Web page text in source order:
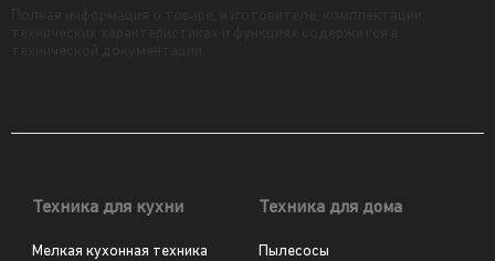
Техника для кухни
Мелкая кухонная техника
Техника для дома
Пылесосы